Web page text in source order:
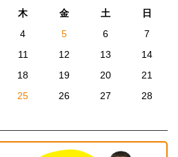
木 金 土
日
4 5 6
7
11 12 13
14
18 19 20
21
25 26 27
28